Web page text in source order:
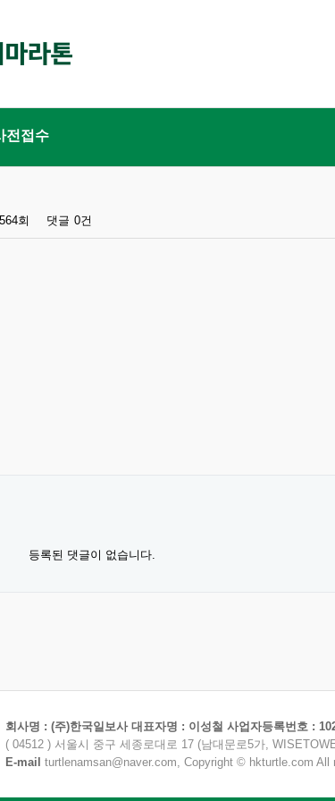
전접수
회 댓글 0건
등록된 댓글이 없습니다.
회사명 : (주)한국일보사 대표자명 : 이성철 사업자등록번호 :
( 04512 ) 서울시 중구 세종로대로 17 (남대문로5가,
E-mail turtlenamsan@naver.com, Copyright © hkturtle.com All